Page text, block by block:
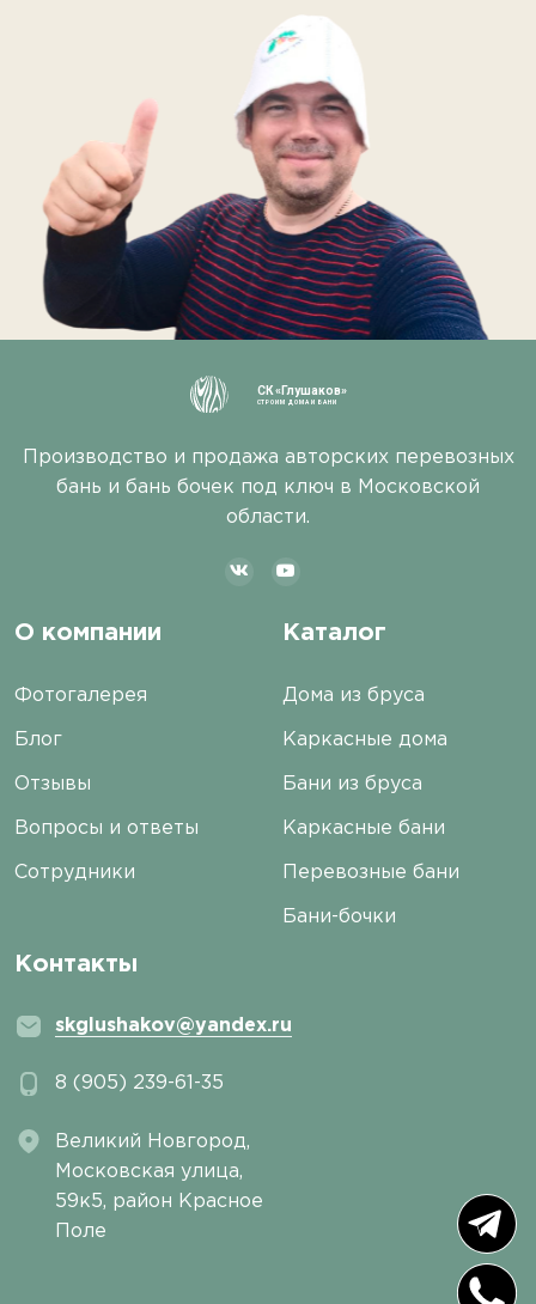
СК «Глушаков»
СТРОИМ ДОМА И БАНИ
Производство и продажа авторских перевозных
бань и бань бочек под ключ в Московской
области.
О компании
Фотогалерея
Блог
Отзывы
Вопросы и ответы
Сотрудники
Каталог
Дома из бруса
Каркасные дома
Бани из бруса
Каркасные бани
Перевозные бани
Бани-бочки
Контакты
skglushakov@yandex.ru
8 (905) 239-61-35
Великий Новгород,
Московская улица,
59к5, район Красное
Поле